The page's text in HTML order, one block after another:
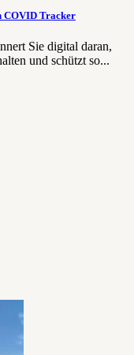
COVID Tracker
Sie digital daran,
und schützt so...